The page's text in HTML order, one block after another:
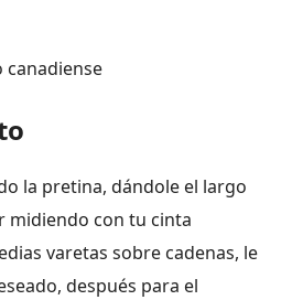
canadiense
la pretina, dándole el largo
midiendo con tu cinta
varetas sobre cadenas, le
después para el